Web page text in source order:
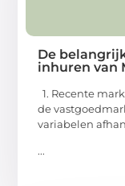
De
inhuren van
1. Recente
de
variabelen
...